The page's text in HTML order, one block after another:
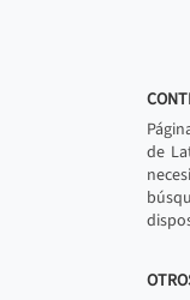
de